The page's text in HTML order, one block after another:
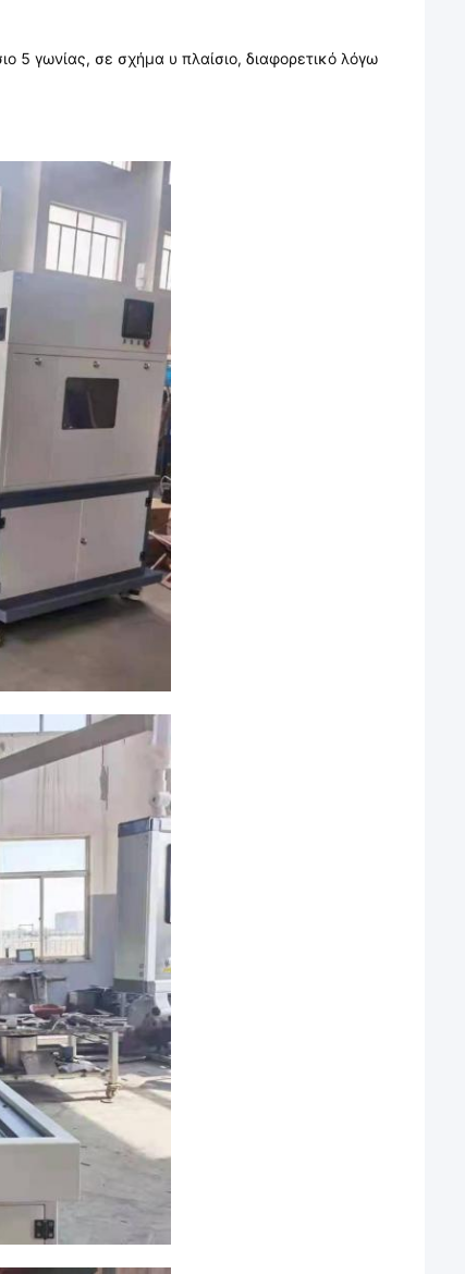
5 γωνίας, σε σχήμα υ πλαίσιο, διαφορετικό λόγω